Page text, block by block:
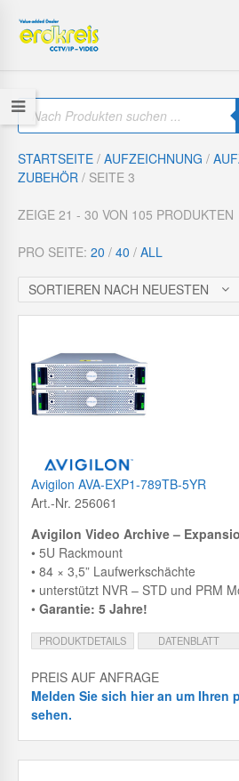
P
r
o
u
c
t
e
c
STARTSEITE / AUFZEICHNUNG /
ZUBEHÖR / SEITE 3
ZEIGE 21 - 30 VON 105 PRODUKTEN
PRO SEITE: 20 / 40 / ALL
SORTIEREN NACH NEUESTEN
Avigilon AVA-EXP1-789TB-5YR
Art.-Nr. 256061
Avigilon Video Archive –
• 5U Rackmount
• 84 × 3,5” Laufwerkschächte
• unterstützt NVR – STD und PRM
• Garantie: 5 Jahre!
PRODUKTDETAILS DATENBLATT
PREIS AUF ANFRAGE
Melden Sie sich hier an um Ihren
sehen.